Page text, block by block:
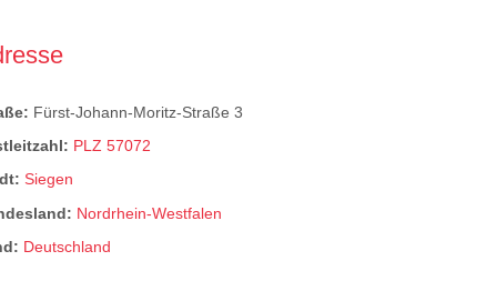
Fürst-Johann-Moritz-Straße 3
PLZ 57072
Siegen
Nordrhein-Westfalen
Deutschland